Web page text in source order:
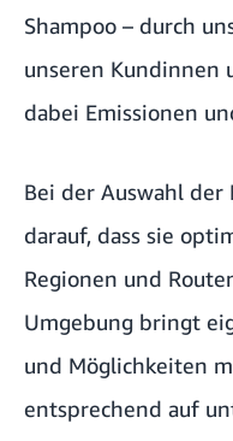
Shampoo – durch
unseren Kundinnen
dabei Emissionen
Bei der Auswahl der
darauf, dass sie
Regionen und
Umgebung bringt
und Möglichkeiten
entsprechend auf